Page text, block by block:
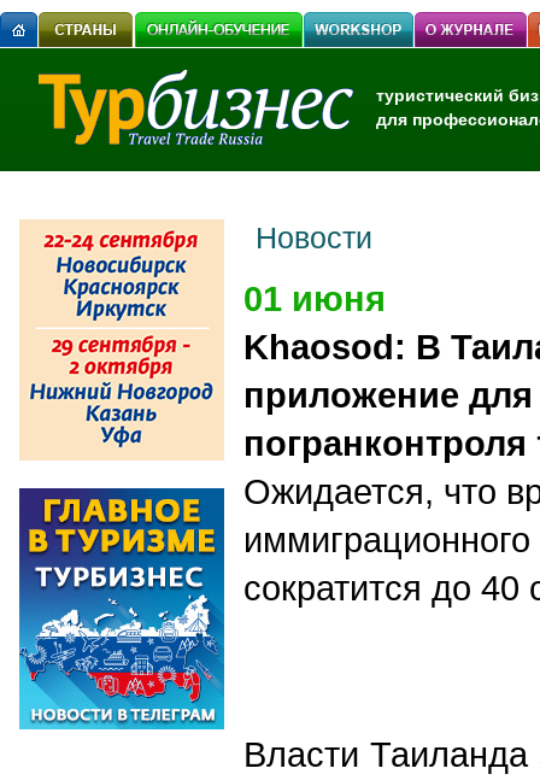
туристический
для
Новости
01 июня
Khaosod: В
приложение для
погранконтроля
Ожидается, что
сократится до 40
Власти